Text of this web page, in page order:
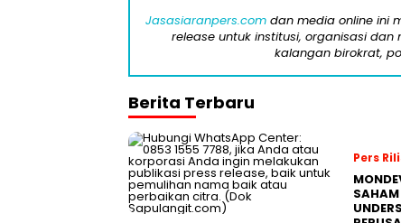
Jasasiaranpers.comdan media online ini
release untuk institusi, organisasi
kalangan birokrat,
Berita Terbaru
Pers